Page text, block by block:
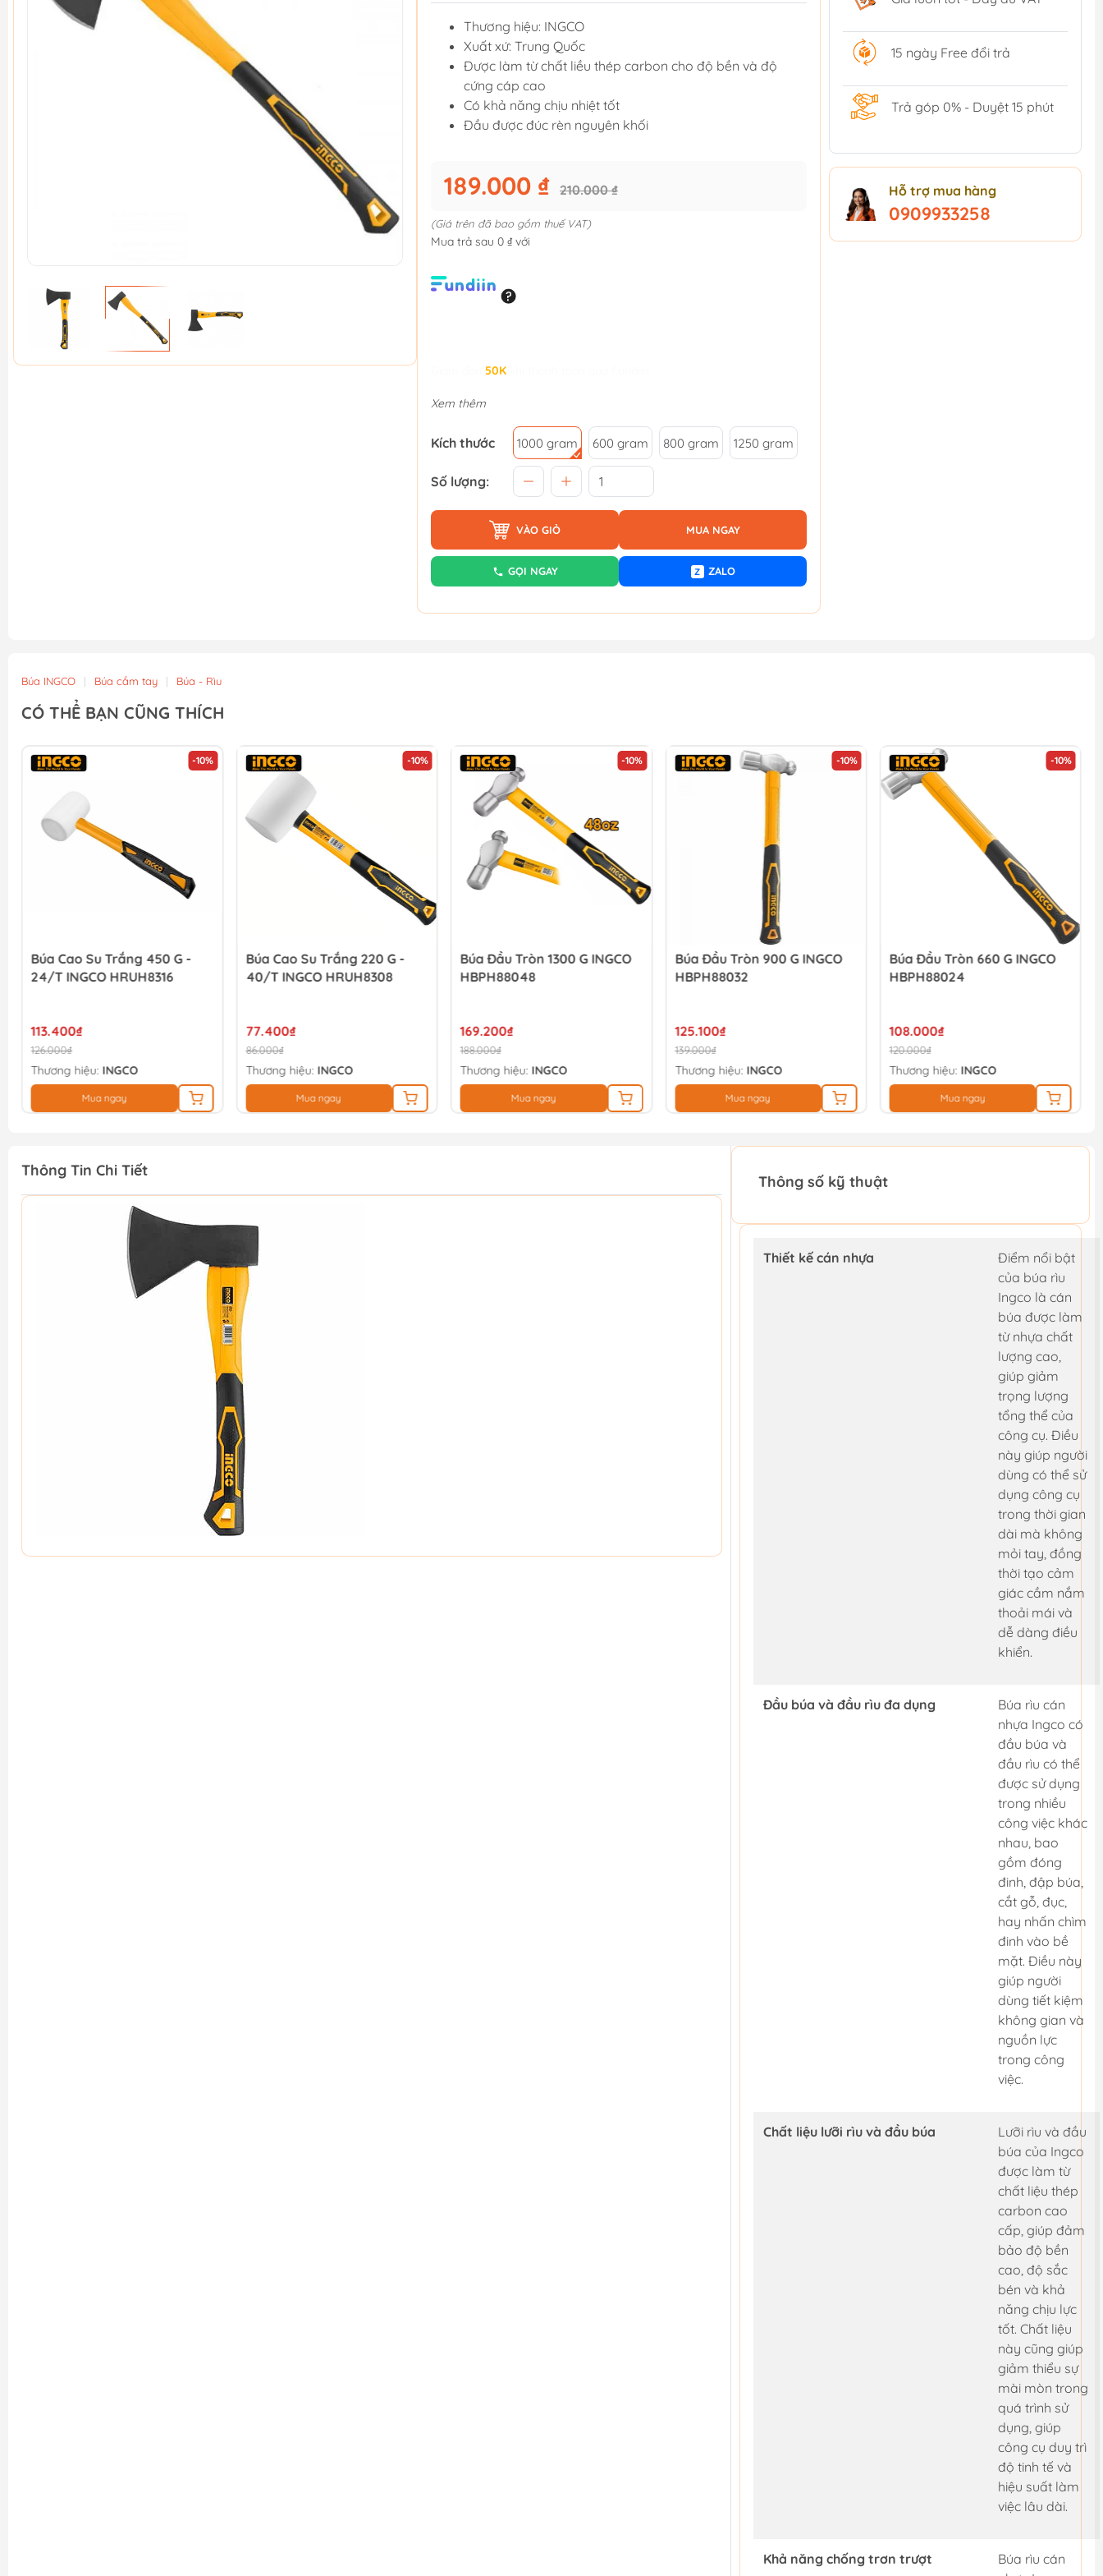
Thương hiệu: INGCO
Xuất xứ: Trung Quốc
Được làm từ chất liều thép carbon cho độ bền và độ
cứng cáp cao
Có khả năng chịu nhiệt tốt
Đầu được đúc rèn nguyên khối
189.000 ₫ 210.000 ₫
(Giá trên đã bao gồm thuế VAT)
Mua trả sau 0 ₫ với
50K
Xem thêm
Kích thước 1000 gram 600 gram 800 gram 1250 gram
Số lượng:
VÀO GIỎ MUA NGAY
GỌI NGAY Z ZALO
15 ngày Free đổi trả
Trả góp 0% - Duyệt 15 phút
Hỗ trợ mua hàng
0909933258
Búa INGCO | Búa cầm tay | Búa - Rìu
CÓ THỂ BẠN CŨNG THÍCH
-10%
Búa Cao Su Trắng 450 G -
24/T INGCO HRUH8316
113.400₫
126.000₫
Thương hiệu: INGCO
Mua ngay
-10%
Búa Cao Su Trắng 220 G -
40/T INGCO HRUH8308
77.400₫
86.000₫
Thương hiệu: INGCO
Mua ngay
-10%
Búa Đầu Tròn 1300 G INGCO
HBPH88048
169.200₫
188.000₫
Thương hiệu: INGCO
Mua ngay
-10%
Búa Đầu Tròn 900 G INGCO
HBPH88032
125.100₫
139.000₫
Thương hiệu: INGCO
Mua ngay
-10%
Búa Đầu Tròn 660 G INGCO
HBPH88024
108.000₫
120.000₫
Thương hiệu: INGCO
Mua ngay
Thông Tin Chi Tiết
Thông số kỹ thuật
Thiết kế cán nhựa
Điểm nổi bật
của búa rìu
Ingco là cán
búa được làm
từ nhựa chất
lượng cao,
giúp giảm
trọng lượng
tổng thể của
công cụ. Điều
này giúp người
dùng có thể sử
dụng công cụ
trong thời gian
dài mà không
mỏi tay, đồng
thời tạo cảm
giác cầm nắm
thoải mái và
dễ dàng điều
khiển.
Đầu búa và đầu rìu đa dụng
Búa rìu cán
nhựa Ingco có
đầu búa và
đầu rìu có thể
được sử dụng
trong nhiều
công việc khác
nhau, bao
gồm đóng
đinh, đập búa,
cắt gỗ, đục,
hay nhấn chìm
đinh vào bề
mặt. Điều này
giúp người
dùng tiết kiệm
không gian và
nguồn lực
trong công
việc.
Chất liệu lưỡi rìu và đầu búa
Lưỡi rìu và đầu
búa của Ingco
được làm từ
chất liệu thép
carbon cao
cấp, giúp đảm
bảo độ bền
cao, độ sắc
bén và khả
năng chịu lực
tốt. Chất liệu
này cũng giúp
giảm thiểu sự
mài mòn trong
quá trình sử
dụng, giúp
công cụ duy trì
độ tinh tế và
hiệu suất làm
việc lâu dài.
Khả năng chống trơn trượt
Búa rìu cán